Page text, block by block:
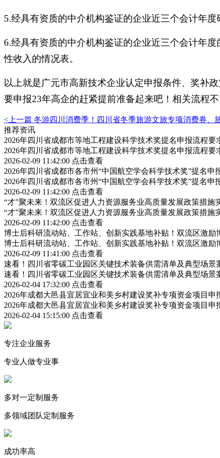
5.经具有资质的中介机构鉴证的企业近三个会计年
6.经具有资质的中介机构鉴证的企业近三个会计年
性收入的情况表。
以上就是广元市高新技术企业认定申报条件、奖补
要申报23年高企的赶紧提前准备起来吧！相关流程
<上一篇 冬游四川消费季！四川省冬季旅游文旅专项消费券、
推荐资讯
2026年四川省成都市等地工程建设科学技术奖提名申报流程
2026年四川省成都市等地工程建设科学技术奖提名申报流程
2026-02-09 11:42:00 点击查看
2026年四川省成都市各市州“中国航空学会科学技术奖”提名申
2026年四川省成都市各市州“中国航空学会科学技术奖”提名申
2026-02-09 11:42:00 点击查看
“才”聚未来！双流区促进人力资源服务业高质量发展政策措施
“才”聚未来！双流区促进人力资源服务业高质量发展政策措施
2026-02-09 11:42:00 点击查看
博士后科研流动站、工作站、创新实践基地补贴！双流区激
博士后科研流动站、工作站、创新实践基地补贴！双流区激
2026-02-09 11:41:00 点击查看
速看！四川省零碳工业园区关键技术装备供需清单及典型场
速看！四川省零碳工业园区关键技术装备供需清单及典型场
2026-02-04 17:32:00 点击查看
2026年成都大邑县宜居宜业和美乡村建设奖补专项资金项目
2026年成都大邑县宜居宜业和美乡村建设奖补专项资金项目
2026-02-04 15:15:00 点击查看
专注企业服务
专业人做专业事
多对一定制服务
多领域团队定制服务
成功率高